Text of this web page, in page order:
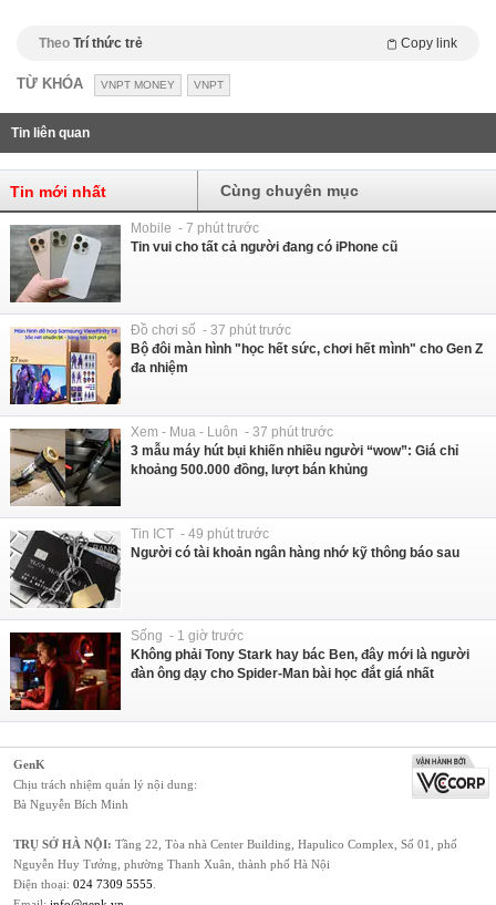
Theo Trí thức trẻ Copy link
TỪ KHÓA VNPT MONEY VNPT
Tin liên quan
Tin mới nhất Cùng chuyên mục
Mobile - 7 phút trước
Tin vui cho tất cả người đang có iPhone cũ
Đồ chơi số - 37 phút trước
Bộ đôi màn hình "học hết sức, chơi hết mình" cho Gen Z
đa nhiệm
Xem - Mua - Luôn - 37 phút trước
3 mẫu máy hút bụi khiến nhiều người “wow”: Giá chỉ
khoảng 500.000 đồng, lượt bán khủng
Tin ICT - 49 phút trước
Người có tài khoản ngân hàng nhớ kỹ thông báo sau
Sống - 1 giờ trước
Không phải Tony Stark hay bác Ben, đây mới là người
đàn ông dạy cho Spider-Man bài học đắt giá nhất
GenK
Chịu trách nhiệm quản lý nội dung:
Bà Nguyễn Bích Minh
TRỤ SỞ HÀ NỘI: Tầng 22, Tòa nhà Center Building, Hapulico Complex, Số 01, phố
Nguyễn Huy Tưởng, phường Thanh Xuân, thành phố Hà Nội
Điện thoại: 024 7309 5555